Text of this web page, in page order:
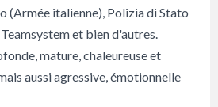
(Armée italienne), Polizia di Stato
et bien d'autres.
mature, chaleureuse et
aussi agressive, émotionnelle